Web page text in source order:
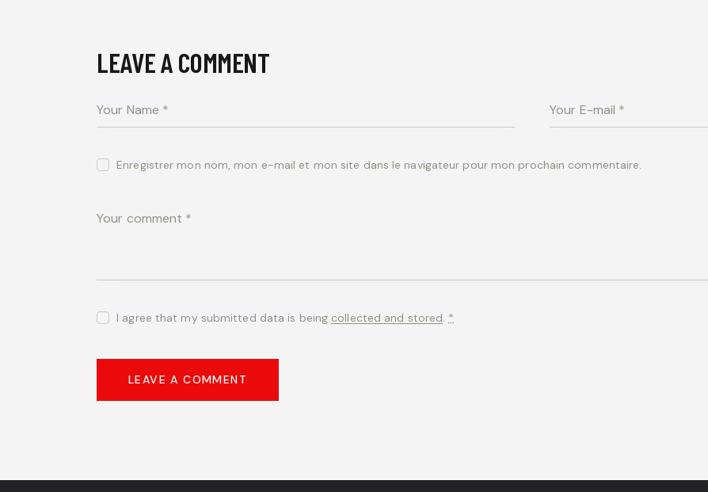
LEAVE A COMMENT
Enregistrer mon nom, mon e-mail et mon site dans le navigateur pour mon prochain commentaire.
I agree that my submitted data is being collected and stored. *